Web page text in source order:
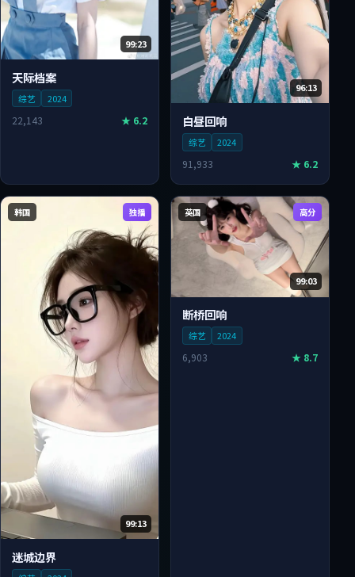
99:23
天际档案
综艺 2024
22,143 ★ 6.2
96:13
白昼回响
综艺 2024
91,933 ★ 6.2
韩国 独播
99:13
迷城边界
英国 高分
99:03
断桥回响
综艺 2024
6,903 ★ 8.7